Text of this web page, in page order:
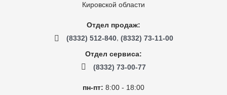
Кировской области
Отдел продаж:
(8332) 512-840, (8332) 73-11-00
Отдел сервиса:
(8332) 73-00-77
пн-пт: 8:00 - 18:00